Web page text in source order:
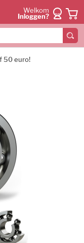
Welkom
Inloggen?
50 euro!